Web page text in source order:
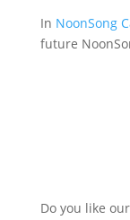
In NoonSong
future
Do you like